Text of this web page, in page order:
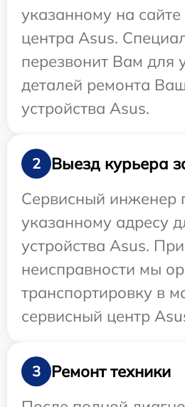
указанному на сайте
центра Asus.
перезвонит Вам для
деталей ремонта
устройства Asus.
2
Выезд курьера
Сервисный инженер
указанному адресу
устройства Asus.
неисправности мы
транспортировку в
сервисный центр
3
Ремонт техники